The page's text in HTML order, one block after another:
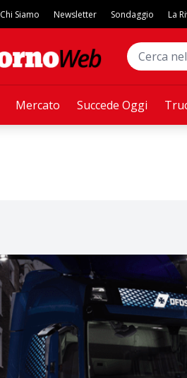
Mercato Succede Oggi
Chi Siamo Newsletter Sondaggio La